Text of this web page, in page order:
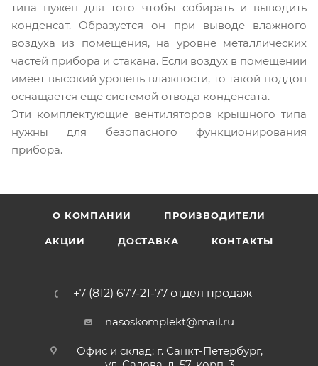
типа нужен для того чтобы собирать и выводить
конденсат. Образуется он при выводе влажного
воздуха из помещения, на уровне металлических
частей прибора и стакана. Если воздух в помещении
имеет высокий уровень влажности, то такой поддон
оснащается еще системой отвода конденсата.
Эти комплектующие вентиляторов крышного типа
нужны для безопасного функционирования
прибора.
О КОМПАНИИ ПРОИЗВОДИТЕЛИ
АКЦИИ ДОСТАВКА КОНТАКТЫ
+7 (812) 677-21-77 отдел продаж
nasoskomplekt@mail.ru
Офис и склад: г. Санкт-Петербург,